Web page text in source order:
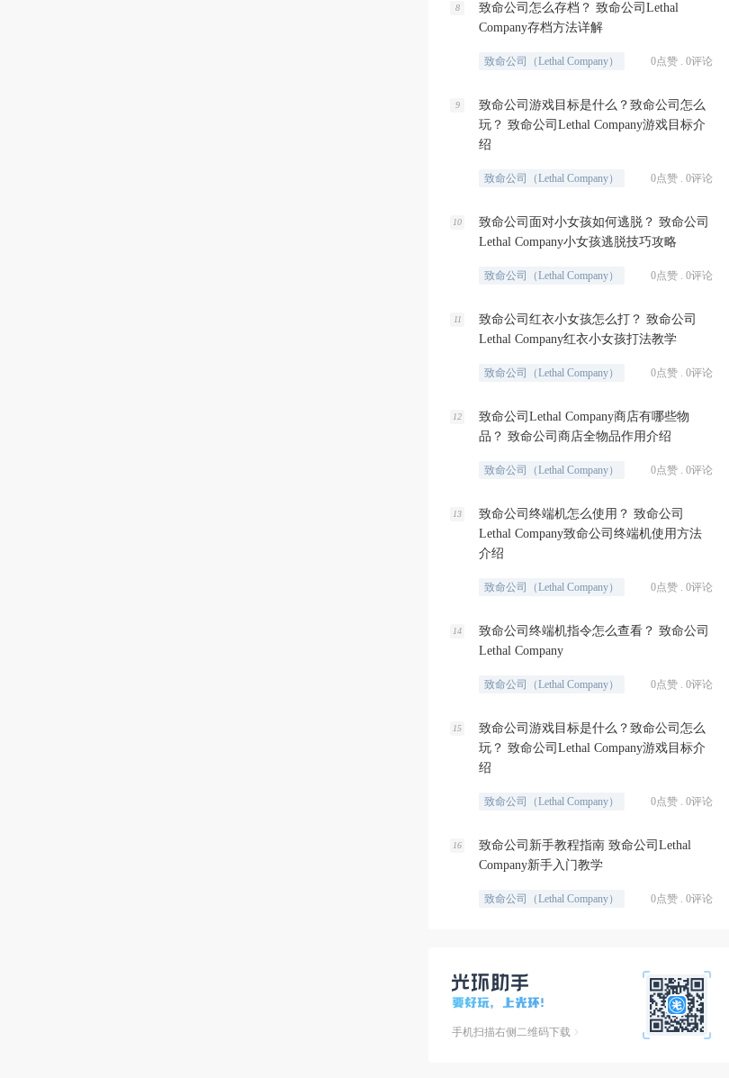
8
致命公司怎么存档？ 致命公司Lethal
Company存档方法详解
致命公司（Lethal Company） 0点赞 . 0评论
9
致命公司游戏目标是什么？致命公司怎么
玩？ 致命公司Lethal Company游戏目标介
绍
致命公司（Lethal Company） 0点赞 . 0评论
10
致命公司面对小女孩如何逃脱？ 致命公司
Lethal Company小女孩逃脱技巧攻略
致命公司（Lethal Company） 0点赞 . 0评论
11
致命公司红衣小女孩怎么打？ 致命公司
Lethal Company红衣小女孩打法教学
致命公司（Lethal Company） 0点赞 . 0评论
12
致命公司Lethal Company商店有哪些物
品？ 致命公司商店全物品作用介绍
致命公司（Lethal Company） 0点赞 . 0评论
13
致命公司终端机怎么使用？ 致命公司
Lethal Company致命公司终端机使用方法
介绍
致命公司（Lethal Company） 0点赞 . 0评论
14
致命公司终端机指令怎么查看？ 致命公司
Lethal Company
致命公司（Lethal Company） 0点赞 . 0评论
15
致命公司游戏目标是什么？致命公司怎么
玩？ 致命公司Lethal Company游戏目标介
绍
致命公司（Lethal Company） 0点赞 . 0评论
16
致命公司新手教程指南 致命公司Lethal
Company新手入门教学
致命公司（Lethal Company） 0点赞 . 0评论
手机扫描右侧二维码下载